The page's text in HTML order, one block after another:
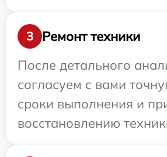
3
Ремонт техники
После детального
согласуем с вами
сроки выполнения и
восстановлению